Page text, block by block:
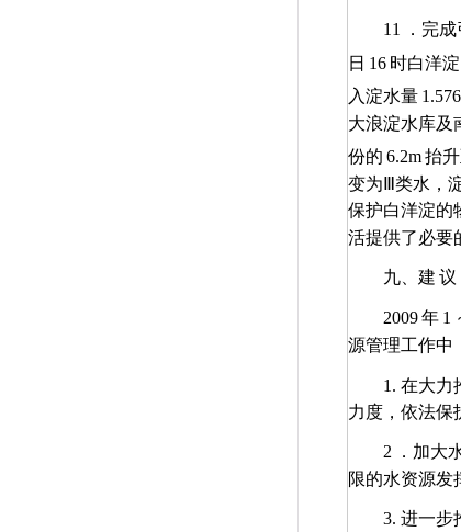
11 ．完
日 16 时白洋淀
入淀水量
大浪淀水库及
份的 6.2m抬
变为Ⅲ类水，
保护白洋淀的
活提供了必要
九、建 议
2009年 1
源管理工作中
1. 在大力
力度，依法保
2
．加大
限的水资源发
3. 进一步